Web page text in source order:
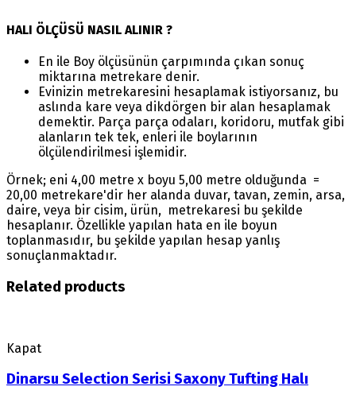
HALI ÖLÇÜSÜ NASIL ALINIR ?
En ile Boy ölçüsünün çarpımında çıkan sonuç
miktarına metrekare denir.
Evinizin metrekaresini hesaplamak istiyorsanız, bu
aslında kare veya dikdörgen bir alan hesaplamak
demektir. Parça parça odaları, koridoru, mutfak gibi
alanların tek tek, enleri ile boylarının
ölçülendirilmesi işlemidir.
Örnek; eni 4,00 metre x boyu 5,00 metre olduğunda =
20,00 metrekare'dir her alanda duvar, tavan, zemin, arsa,
daire, veya bir cisim, ürün, metrekaresi bu şekilde
hesaplanır. Özellikle yapılan hata en ile boyun
toplanmasıdır, bu şekilde yapılan hesap yanlış
sonuçlanmaktadır.
Related products
Kapat
Dinarsu Selection Serisi Saxony Tufting Halı